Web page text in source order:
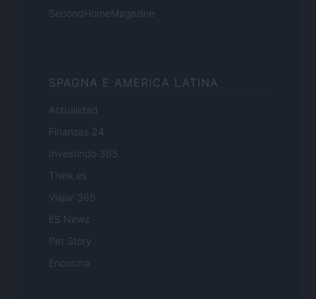
SecondHomeMagazine
SPAGNA E AMERICA LATINA
Actualidad
Finanzas 24
Investindo 365
Think.es
Viajar 365
ES Newz
Pet Story
Encocina